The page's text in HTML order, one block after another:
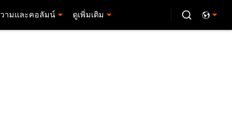
ามและคอลัมน์ ดูเพิ่มเติม